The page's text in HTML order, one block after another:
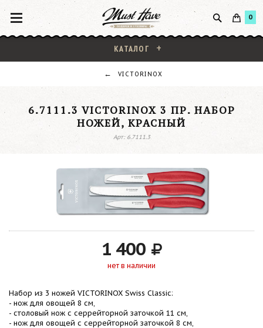
0
КАТАЛОГ
VICTORINOX
6.7111.3 VICTORINOX 3 ПР. НАБОР
НОЖЕЙ, КРАСНЫЙ
Арт: 6.7111.3
1 400
нет в наличии
Набор из 3 ножей VICTORINOX Swiss Classic:
- нож для овощей 8 см,
- столовый нож с серрейторной заточкой 11 см,
- нож для овощей с серрейторной заточкой 8 см,